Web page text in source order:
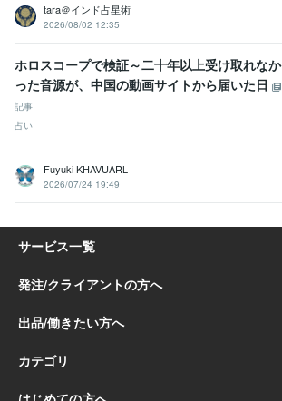
tara＠インド占星術
2026/08/02 12:35
ホロスコープで検証～二十年以上受け取れなか
った音源が、中国の動画サイトから届いた日
記事
占い
Fuyuki KHAVUARL
2026/07/24 19:49